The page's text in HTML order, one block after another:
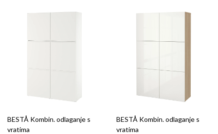
BESTÅ Kombin. odlaganje s
vratima
BESTÅ Kombin. odlaganje s
vratima